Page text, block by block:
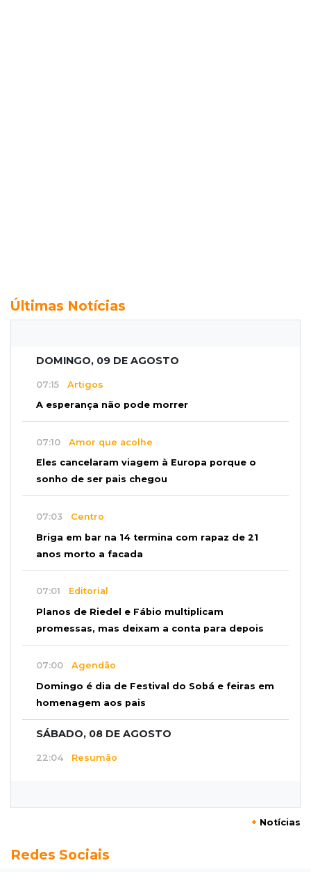
Últimas Notícias
DOMINGO, 09 DE AGOSTO
07:15 Artigos
A esperança não pode morrer
07:10 Amor que acolhe
Eles cancelaram viagem à Europa porque o
sonho de ser pais chegou
07:03 Centro
Briga em bar na 14 termina com rapaz de 21
anos morto a facada
07:01 Editorial
Planos de Riedel e Fábio multiplicam
promessas, mas deixam a conta para depois
07:00 Agendão
Domingo é dia de Festival do Sobá e feiras em
homenagem aos pais
SÁBADO, 08 DE AGOSTO
22:04 Resumão
Estadual feminino define grupos e tabela para
+ Notícias
Redes Sociais